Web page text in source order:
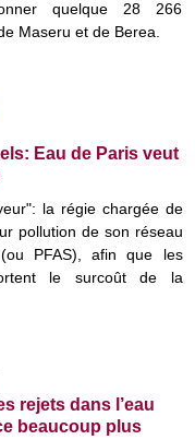
quelque 28 266
Maseru et de Berea.
Eau de Paris veut
la régie chargée de
pollution de son réseau
PFAS), afin que les
le surcoût de la
rejets dans l’eau
beaucoup plus